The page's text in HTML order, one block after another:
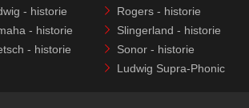
- historie
- historie
- historie
Rogers - historie
Slingerland - historie
Sonor - historie
Ludwig Supra-Phonic